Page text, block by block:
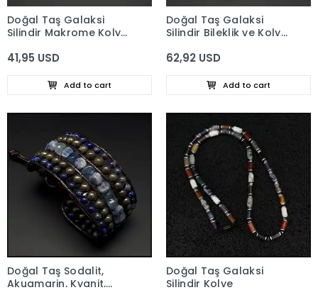
Doğal Taş Galaksi
Silindir Makrome Kolye
41,95 USD
Add to cart
Doğal Taş Galaksi
Silindir Bileklik ve Kolye
62,92 USD
Add to cart
Doğal Taş Sodalit,
Akuamarin, Kyanit,
Doğal Taş Galaksi
Silindir Kolye